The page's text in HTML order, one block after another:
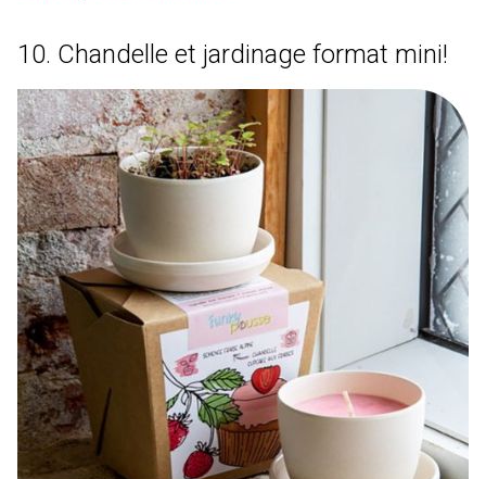
10. Chandelle et jardinage format mini!